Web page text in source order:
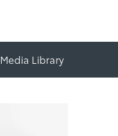
Media Library